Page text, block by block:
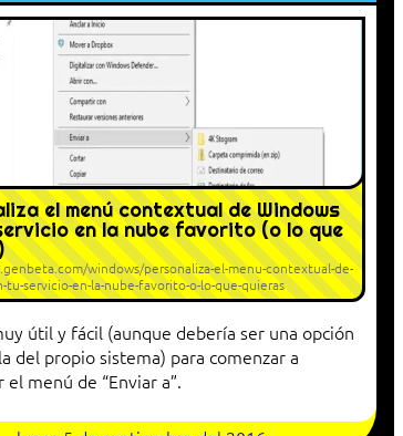
el menú contextual de Windows
en la nube favorito (o lo que
windows/personaliza-el-menu-contextual-de-
tu-servicio-en-la-nube-favorito-o-lo-que-quieras
útil y fácil (aunque debería ser una opción
del propio sistema) para comenzar a
el menú de “Enviar a”.